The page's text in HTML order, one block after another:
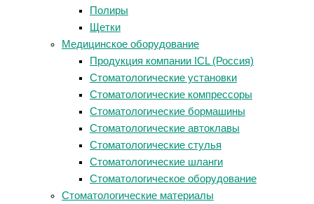
Полиры
Щетки
Медицинское оборудование
Продукция компании ICL (Россия)
Стоматологические установки
Стоматологические компрессоры
Стоматологические бормашины
Стоматологические автоклавы
Стоматологические стулья
Стоматологические шланги
Стоматологическое оборудование
Стоматологические материалы